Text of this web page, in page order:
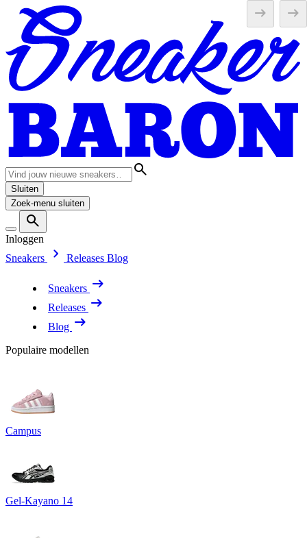
Sluiten
Zoek-menu sluiten
Inloggen
Sneakers
Releases Blog
Sneakers
Releases
Blog
Populaire modellen
Campus
Gel-Kayano 14